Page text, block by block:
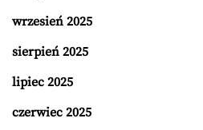
wrzesień 2025
sierpień 2025
lipiec 2025
czerwiec 2025